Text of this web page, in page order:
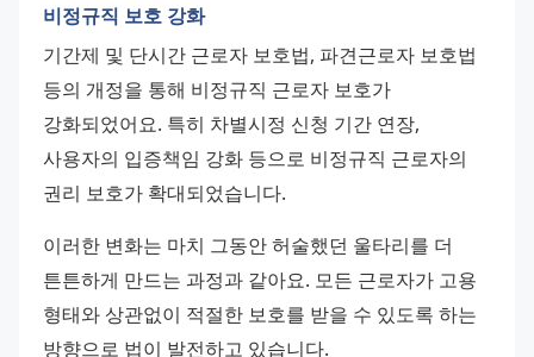
비정규직 보호 강화
기간제 및 단시간 근로자 보호법, 파견근로자 보호법
등의 개정을 통해 비정규직 근로자 보호가
강화되었어요. 특히 차별시정 신청 기간 연장,
사용자의 입증책임 강화 등으로 비정규직 근로자의
권리 보호가 확대되었습니다.
이러한 변화는 마치 그동안 허술했던 울타리를 더
튼튼하게 만드는 과정과 같아요. 모든 근로자가 고용
형태와 상관없이 적절한 보호를 받을 수 있도록 하는
방향으로 법이 발전하고 있습니다.